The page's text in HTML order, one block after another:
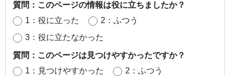
質問：このページの情報は役に立ちましたか？
1：役に立った
2：ふつう
3：役に立たなかった
質問：このページは見つけやすかったですか？
1：見つけやすかった
2：ふつう